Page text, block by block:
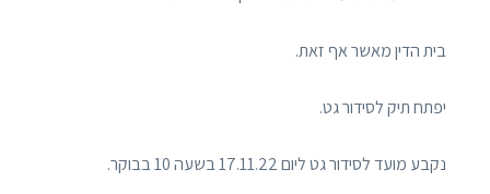
בית הדין מאשר אף זאת.
יפתח תיק לסידור גט.
נקבע מועד לסידור גט ליום 17.11.22 בשעה 10 בבוקר.